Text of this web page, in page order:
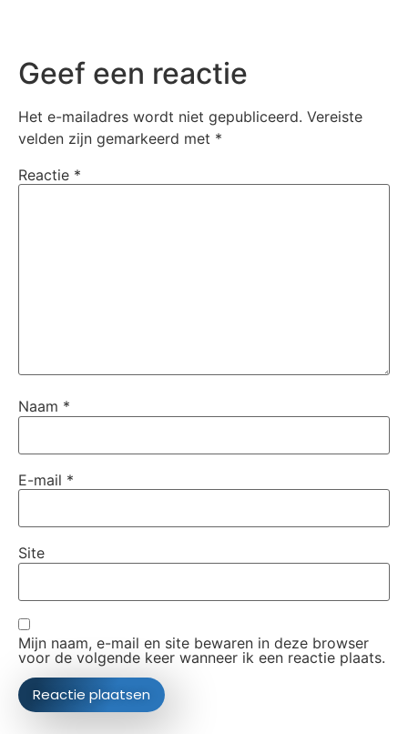
Geef een reactie
Het e-mailadres wordt niet gepubliceerd. Vereiste
velden zijn gemarkeerd met *
Reactie *
Naam *
E-mail *
Site
Mijn naam, e-mail en site bewaren in deze browser
voor de volgende keer wanneer ik een reactie plaats.